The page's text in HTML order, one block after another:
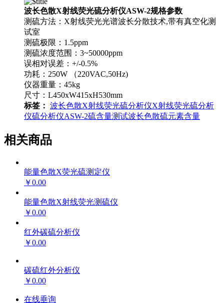
波长色散X射线荧光硫分析仪ASW-2规格参数
测硫方法：X射线荧光光谱波长分散技术,带有真空化测
试室
测硫极限：1.5ppm
测硫浓度范围：3~50000ppm
误相对误差：+/-0.5%
功耗：250W （220VAC,50Hz)
仪器重量：45kg
尺寸：L450xW415xH530mm
标签： 波长色散X射线荧光硫分析仪X射线荧光硫分析
仪硫分析仪ASW-2硫含量测试波长色散硫元素含量
相关商品
能量色散X荧光硫测定仪
￥0.00
能量色散X射线荧光测硫仪
￥0.00
红外碳硫分析仪
￥0.00
碳硫红外分析仪
￥0.00
在线垂询